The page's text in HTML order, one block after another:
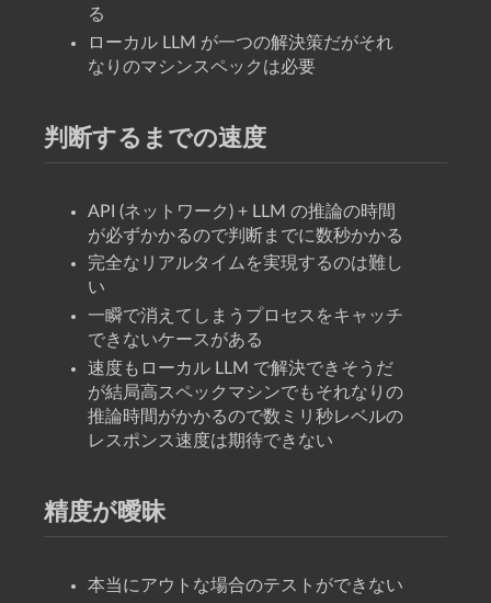
る
ローカル LLM が一つの解決策だがそれ
なりのマシンスペックは必要
判断するまでの速度
API (ネットワーク) + LLM の推論の時間
が必ずかかるので判断までに数秒かかる
完全なリアルタイムを実現するのは難し
い
一瞬で消えてしまうプロセスをキャッチ
できないケースがある
速度もローカル LLM で解決できそうだ
が結局高スペックマシンでもそれなりの
推論時間がかかるので数ミリ秒レベルの
レスポンス速度は期待できない
精度が曖昧
本当にアウトな場合のテストができない